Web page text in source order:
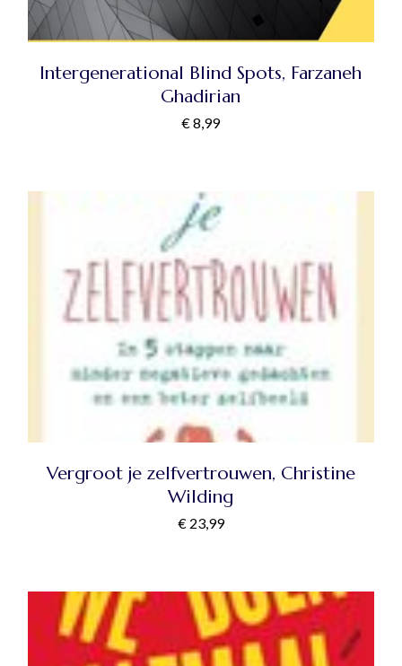
Intergenerational Blind Spots, Farzaneh
Ghadirian
€8,99
Vergroot je zelfvertrouwen, Christine
Wilding
€23,99